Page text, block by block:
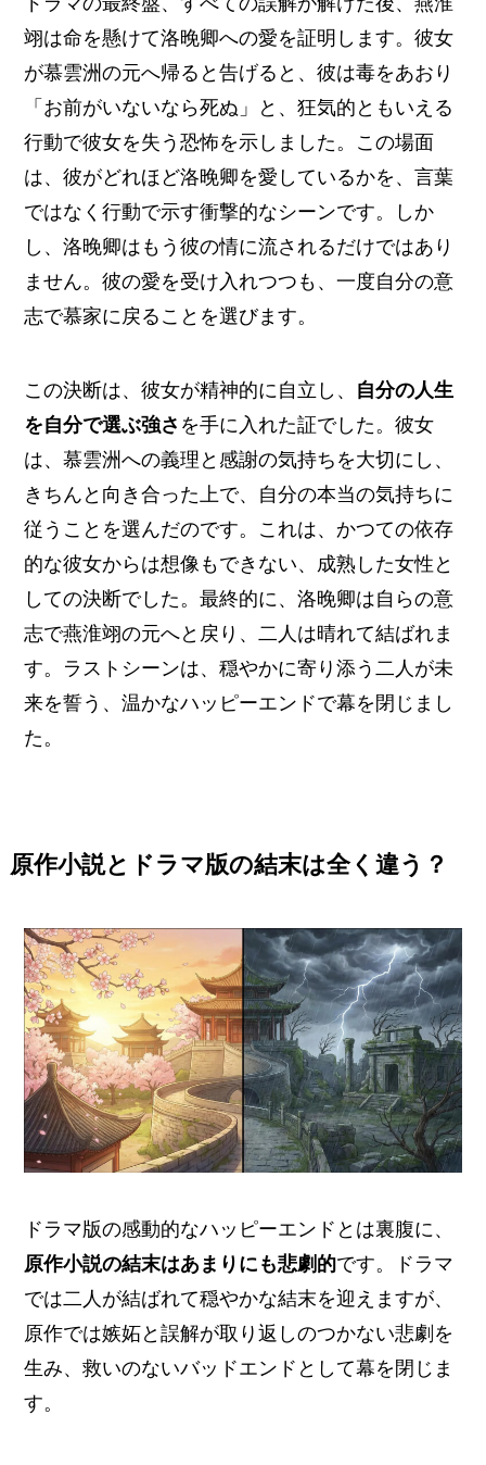
翊は命を懸けて洛晚卿への愛を証明します。彼女
が慕雲洲の元へ帰ると告げると、彼は毒をあおり
「お前がいないなら死ぬ」と、狂気的ともいえる
行動で彼女を失う恐怖を示しました。この場面
は、彼がどれほど洛晚卿を愛しているかを、言葉
ではなく行動で示す衝撃的なシーンです。しか
し、洛晚卿はもう彼の情に流されるだけではあり
ません。彼の愛を受け入れつつも、一度自分の意
志で慕家に戻ることを選びます。
この決断は、彼女が精神的に自立し、 自分の人生
を自分で選ぶ強さ を手に入れた証でした。彼女
は、慕雲洲への義理と感謝の気持ちを大切にし、
きちんと向き合った上で、自分の本当の気持ちに
従うことを選んだのです。これは、かつての依存
的な彼女からは想像もできない、成熟した女性と
しての決断でした。最終的に、洛晚卿は自らの意
志で燕淮翊の元へと戻り、二人は晴れて結ばれま
す。ラストシーンは、穏やかに寄り添う二人が未
来を誓う、温かなハッピーエンドで幕を閉じまし
た。
原作小説とドラマ版の結末は全く違う？
ドラマ版の感動的なハッピーエンドとは裏腹に、
原作小説の結末はあまりにも悲劇的です。ドラマ
では二人が結ばれて穏やかな結末を迎えますが、
原作では嫉妬と誤解が取り返しのつかない悲劇を
生み、救いのないバッドエンドとして幕を閉じま
す。